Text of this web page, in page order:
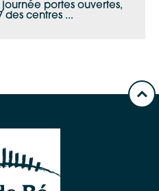
portes ouvertes,
des centres ...